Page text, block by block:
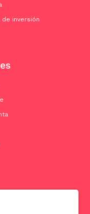
de inversión